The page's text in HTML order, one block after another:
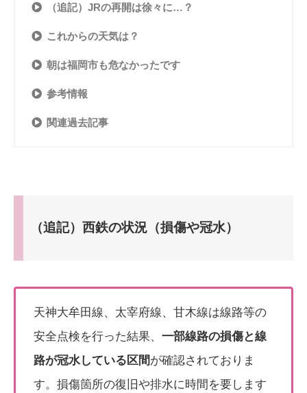
（追記）JRの再開は徐々に…？
これからの天気は？
朝は福岡市も危なかったです
参考情報
関連過去記事
（追記）西鉄の状況（損傷や冠水）
天神大牟田線、太宰府線、甘木線は線路等の
安全点検を行った結果、 一部線路の損傷と線
路が冠水している区間が確認されておりま
す。損傷箇所の復旧や排水に時間を要します